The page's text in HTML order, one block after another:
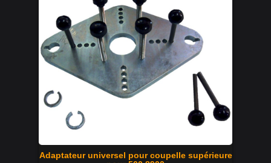
Adaptateur universel pour coupelle supérieure